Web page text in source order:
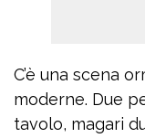
C’è una scena
moderne. Due
tavolo, magari